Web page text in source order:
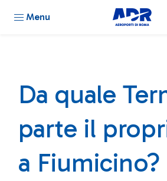
Menu
Da quale
parte il
a Fiumicino?